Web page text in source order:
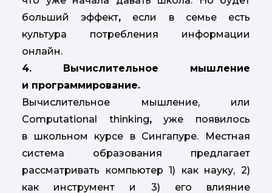
больший эффект, если в семье есть
культура потребления информации
онлайн.
4.
Вычислительное мышление
и программирование.
Вычислительное мышление, или
Computational thinking,уже появилось
в школьном курсе в Сингапуре. Местная
система образования предлагает
рассматривать компьютер 1) как науку, 2)
как инструмент и 3) его влияние